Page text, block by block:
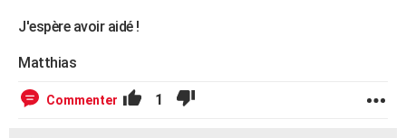
J'espère avoir aidé !
Matthias
Commenter 1